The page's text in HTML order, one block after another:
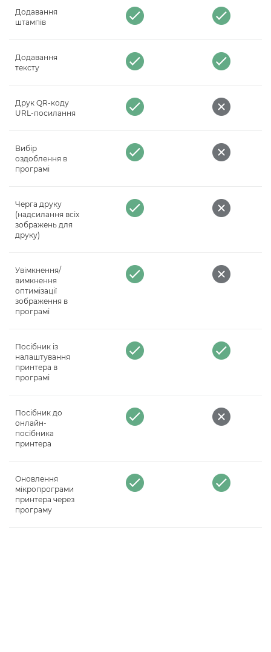
Додавання
штампів
Додавання
тексту
Друк QR-коду
URL-посилання
Вибір
оздоблення в
програмі
Черга друку
(надсилання всіх
зображень для
друку)
Увімкнення/
вимкнення
оптимізації
зображення в
програмі
Посібник із
налаштування
принтера в
програмі
Посібник до
онлайн-
посібника
принтера
Оновлення
мікропрограми
принтера через
програму